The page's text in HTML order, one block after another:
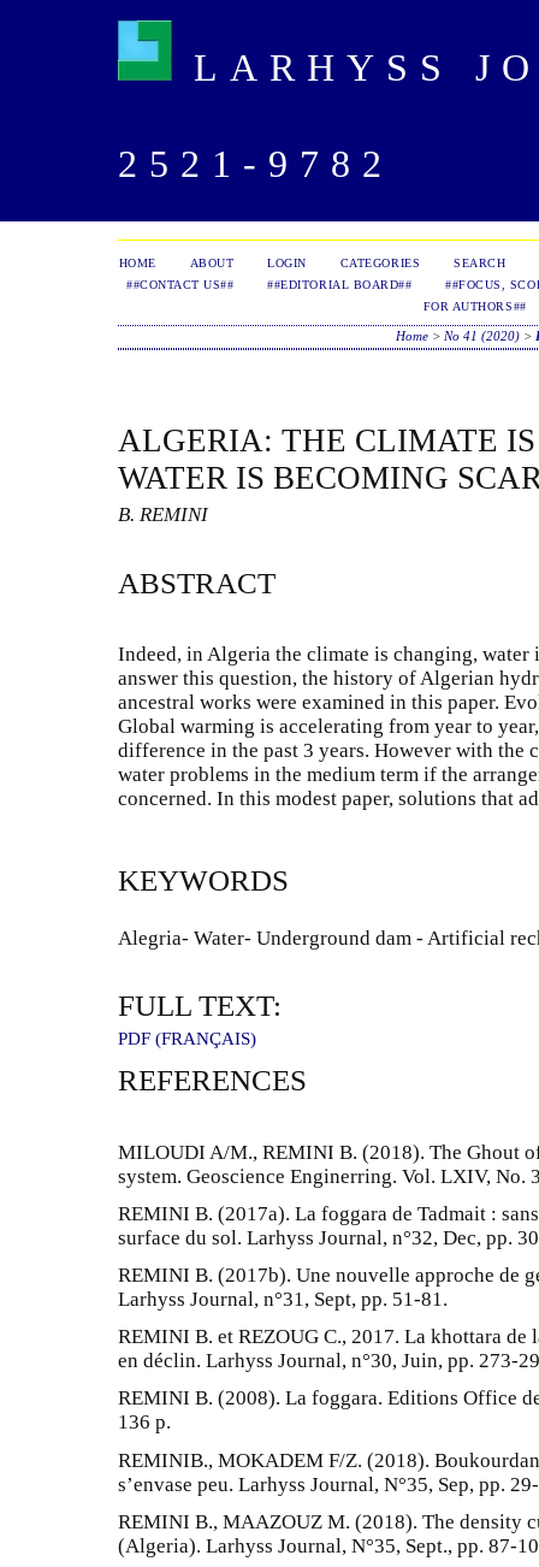
LARHYSS
2521-9782
HOME ABOUT LOGIN CATEGORIES
SEARCH
##CONTACT US##
##EDITORIAL BOARD##
##FOCUS,
FOR AUTHORS##
Home> No 41 (2020)>
ALGERIA: THE CLIMATE
WATER IS BECOMING
B. REMINI
ABSTRACT
Indeed, in Algeria the climate is changing, water
answer this question, the history of Algerian
ancestral works were examined in this paper.
Global warming is accelerating from year to
difference in the past 3 years. However with the
water problems in the medium term if the
concerned. In this modest paper, solutions that
KEYWORDS
Alegria- Water- Underground dam - Artificial
FULL TEXT:
PDF (FRANÇAIS)
REFERENCES
MILOUDI A/M., REMINI B. (2018). The Ghout
system. Geoscience Enginerring. Vol. LXIV, No.
REMINI B. (2017a). La foggara de Tadmait :
surface du sol. Larhyss Journal, n°32, Dec, pp.
REMINI B. (2017b). Une nouvelle approche de
Larhyss Journal, n°31, Sept, pp. 51-81.
REMINI B. et REZOUG C., 2017. La khottara
en déclin. Larhyss Journal, n°30, Juin, pp. 273-
REMINI B. (2008). La foggara. Editions Office
136 p.
REMINIB., MOKADEM F/Z. (2018).
s’envase peu. Larhyss Journal, N°35, Sep, pp.
REMINI B., MAAZOUZ M. (2018). The density
(Algeria). Larhyss Journal, N°35, Sept., pp. 87-